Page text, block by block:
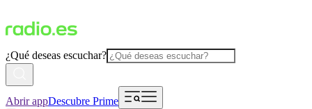
¿Qué deseas escuchar?
Abrir appDescubre Prime